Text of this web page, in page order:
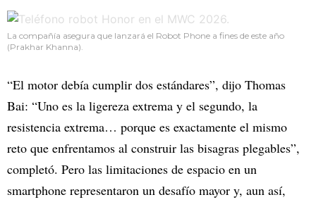
La compañía asegura que lanzará el Robot Phone a fines de este año
(Prakhar Khanna).
“El motor debía cumplir dos estándares”, dijo Thomas
Bai: “Uno es la ligereza extrema y el segundo, la
resistencia extrema… porque es exactamente el mismo
reto que enfrentamos al construir las bisagras plegables”,
completó. Pero las limitaciones de espacio en un
smartphone representaron un desafío mayor y, aun así,